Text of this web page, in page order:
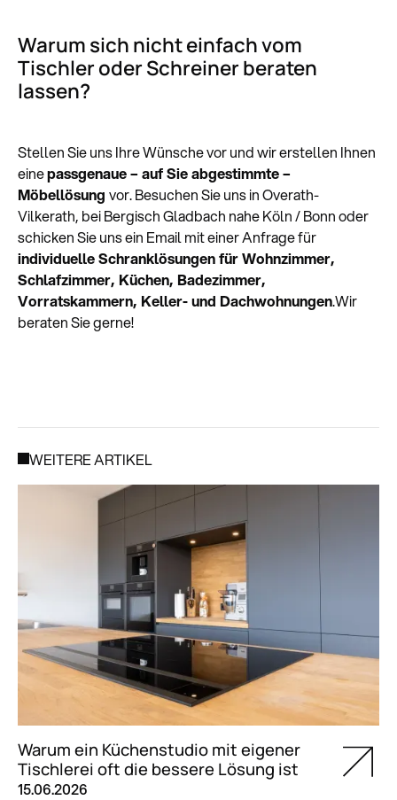
Warum sich nicht einfach vom
Tischler oder Schreiner beraten
lassen?
Stellen Sie uns Ihre Wünsche vor und wir erstellen Ihnen
einepassgenaue – auf Sie abgestimmte –
Möbellösung vor. Besuchen Sie uns in Overath-
Vilkerath, bei Bergisch Gladbach nahe Köln / Bonn oder
schicken Sie uns ein Email mit einer Anfrage für
individuelle Schranklösungen für Wohnzimmer,
Schlafzimmer, Küchen, Badezimmer,
Vorratskammern, Keller- und Dachwohnungen.Wir
beraten Sie gerne!
WEITERE ARTIKEL
Warum ein Küchenstudio mit eigener
Tischlerei oft die bessere Lösung ist
15.06.2026